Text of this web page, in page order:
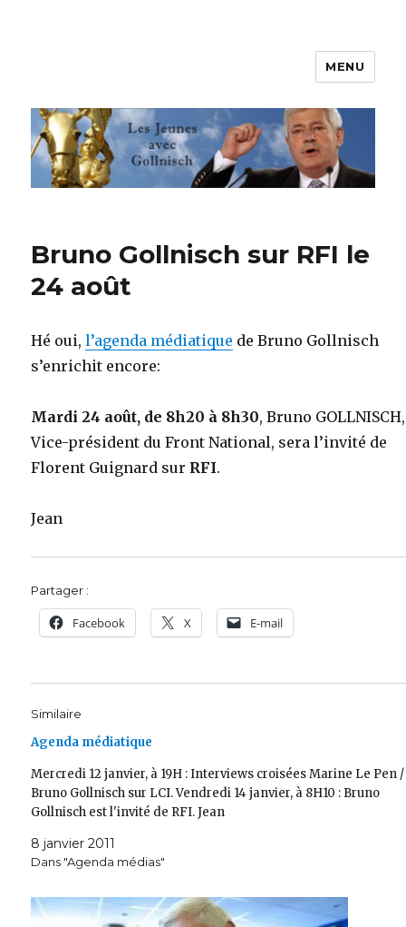
Les jeunes avec Gollnisch
MENU
Bruno Gollnisch sur RFI le
24 août
Hé oui,l’agenda médiatique de Bruno Gollnisch
s’enrichit encore:
Mardi 24 août, de 8h20 à 8h30, Bruno GOLLNISCH,
Vice-président du Front National, sera l’invité de
Florent Guignard sur RFI.
Jean
Partager :
Facebook X E-mail
Similaire
Agenda médiatique
Mercredi 12 janvier, à 19H : Interviews croisées Marine Le Pen /
Bruno Gollnisch sur LCI. Vendredi 14 janvier, à 8H10 : Bruno
Gollnisch est l'invité de RFI. Jean
8 janvier 2011
Dans "Agenda médias"